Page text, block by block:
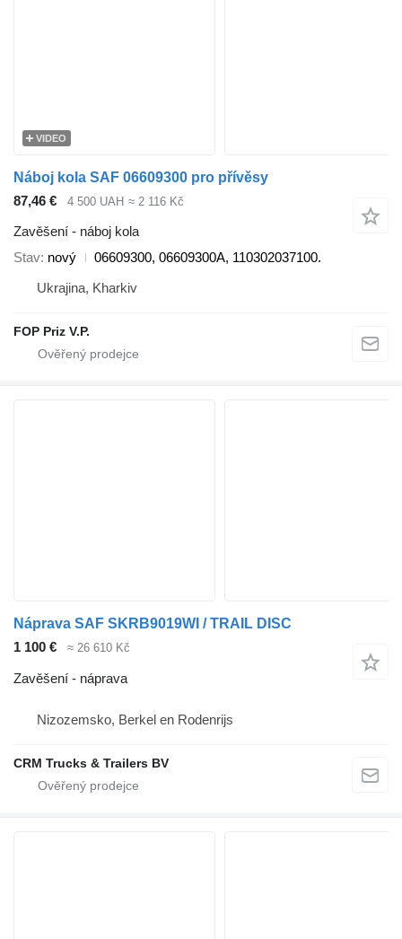
VIDEO
Náboj kola SAF 06609300 pro přívěsy
87,46 €
4 500 UAH ≈ 2 116 Kč
Zavěšení - náboj kola
Stav nový
06609300, 06609300A, 110302037100.
Ukrajina, Kharkiv
FOP Priz V.P.
Náprava SAF SKRB9019WI / TRAIL DISC
1 100 €
≈ 26 610 Kč
Zavěšení - náprava
Nizozemsko, Berkel en Rodenrijs
CRM Trucks & Trailers BV